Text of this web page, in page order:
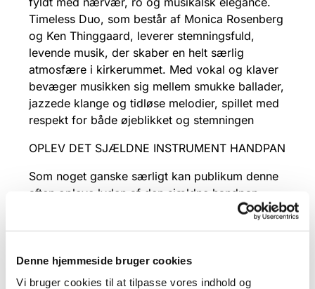
Denne hjemmeside bruger cookies
Vi bruger cookies til at tilpasse vores indhold og
Timeless Duo, som består af Monica Rosenberg
og Ken Thinggaard, leverer stemningsfuld,
levende musik, der skaber en helt særlig
atmosfære i kirkerummet. Med vokal og klaver
bevæger musikken sig mellem smukke ballader,
jazzede klange og tidløse melodier, spillet med
respekt for både øjeblikket og stemningen
OPLEV DET SJÆLDNE INSTRUMENT HANDPAN
Som noget ganske særligt kan publikum denne
aften opleve lyden af den sjældne handpan.
Instrumentets svævende og magiske toner
ud over det sædvanlige. Som lytter kan du
forvente en musikalsk oplevelse i særklasse.